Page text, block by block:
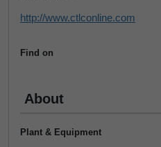
http://www.ctlconline.com
Find on
About
Plant & Equipment